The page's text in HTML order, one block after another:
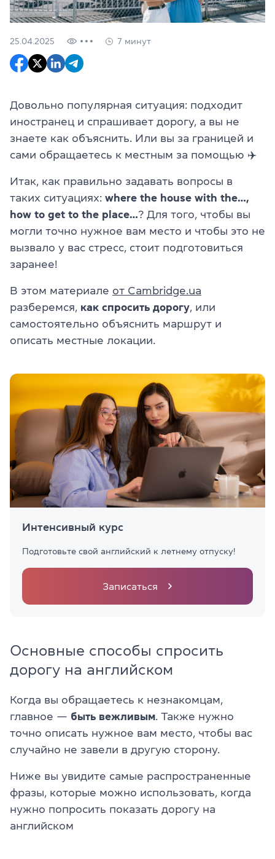
25.04.2025 7 минут
Довольно популярная ситуация: подходит
иностранец и спрашивает дорогу, а вы не
знаете как объяснить. Или вы за границей и
сами обращаетесь к местным за помощью ✈️
Итак, как правильно задавать вопросы в
таких ситуациях: where the house with the…,
how to get to the place…? Для того, чтобы вы
могли точно нужное вам место и чтобы это не
вызвало у вас стресс, стоит подготовиться
заранее!
В этом материале от Cambridge.ua
разберемся, как спросить дорогу , или
самостоятельно объяснить маршрут и
описать местные локации.
Интенсивный курс
Подготовьте свой английский к летнему отпуску!
Записаться
Основные способы спросить
дорогу на английском
Когда вы обращаетесь к незнакомцам,
главное — быть вежливым. Также нужно
точно описать нужное вам место, чтобы вас
случайно не завели в другую сторону.
Ниже вы увидите самые распространенные
фразы, которые можно использовать, когда
нужно попросить показать дорогу на
английском